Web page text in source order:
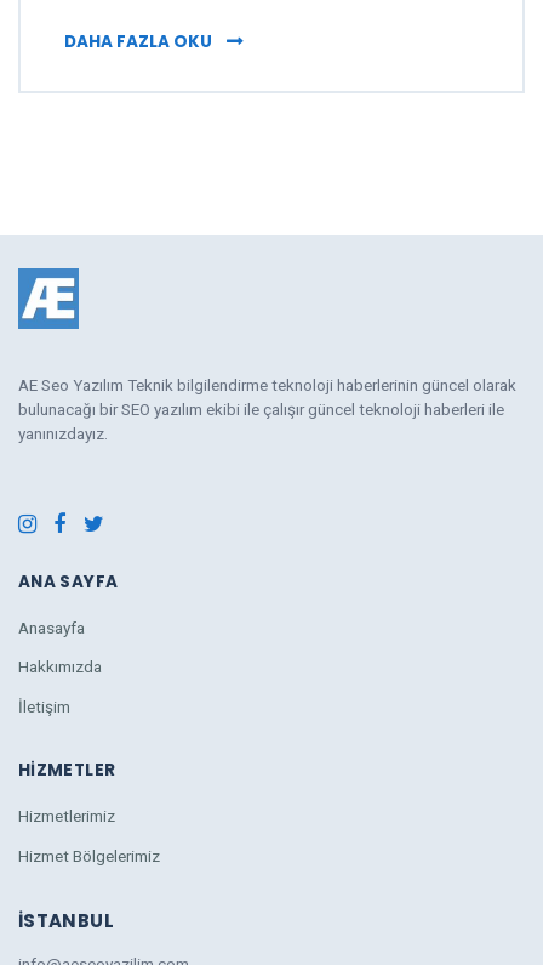
DAHA FAZLA OKU FIKIRTEPE WEB TASARIM
AE Seo Yazılım Teknik bilgilendirme teknoloji haberlerinin güncel olarak
bulunacağı bir SEO yazılım ekibi ile çalışır güncel teknoloji haberleri ile
yanınızdayız.
ANA SAYFA
Anasayfa
Hakkımızda
İletişim
HIZMETLER
Hizmetlerimiz
Hizmet Bölgelerimiz
İSTANBUL